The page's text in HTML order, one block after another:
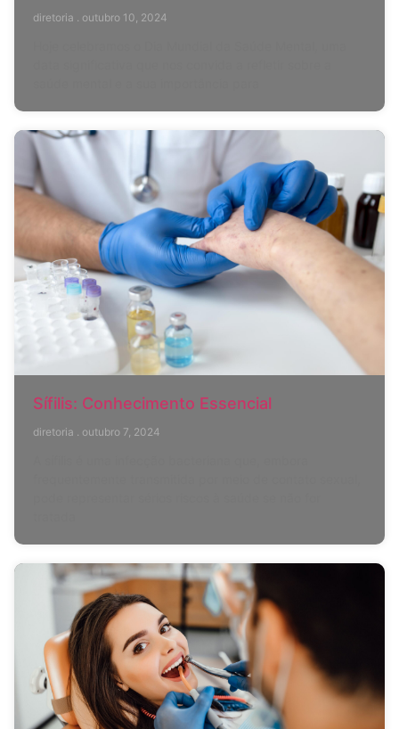
diretoria outubro 10, 2024
Sífilis: Conhecimento Essencial
diretoria outubro 7, 2024